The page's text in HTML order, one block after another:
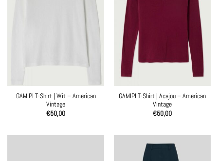
GAMIPI T-Shirt | Wit – American
Vintage
€50,00
GAMIPI T-Shirt | Acajou – American
Vintage
€50,00